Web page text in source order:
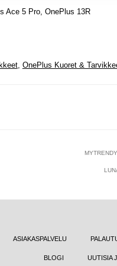
Ace 5 Pro, OnePlus 13R
, OnePlus Kuoret &
ASIAKASPALVELU
BLOGI UUTISIA